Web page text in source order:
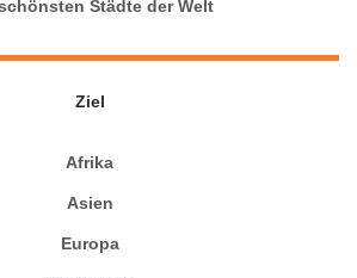
Städte der Welt
Ziel
Afrika
Asien
Europa